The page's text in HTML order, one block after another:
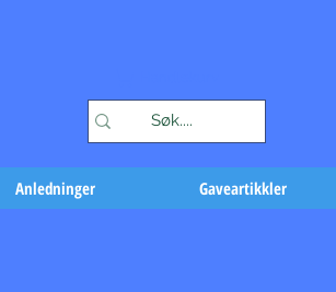
Anledninger Gaveartikkler